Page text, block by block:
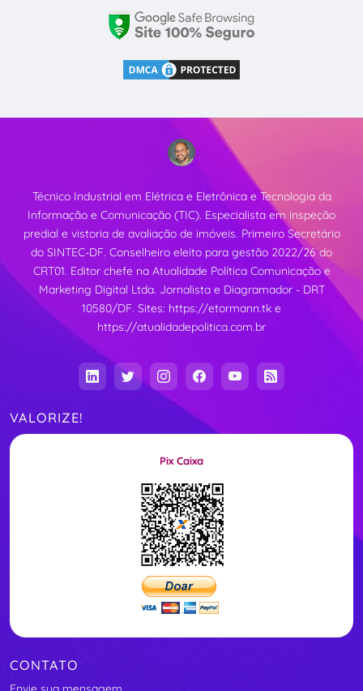
Técnico Industrial em Elétrica e Eletrônica e Tecnologia da
Informação e Comunicação (TIC). Especialista em inspeção
predial e vistoria de avaliação de imóveis. Primeiro Secretário
do SINTEC-DF. Conselheiro eleito para gestão 2022/26 do
CRT01. Editor chefe na Atualidade Política Comunicação e
Marketing Digital Ltda. Jornalista e Diagramador - DRT
10580/DF. Sites: https://etormann.tk e
https://atualidadepolitica.com.br
VALORIZE!
Pix Caixa
CONTATO